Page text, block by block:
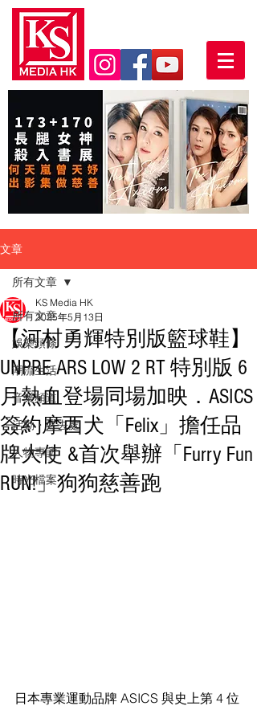
文章
所有文章
娛樂頭條
潮流生活
音樂頻道
活動・好去處
人物專訪
時光檔案
所有文章
【河村勇輝特別版籃球鞋】
UNPRE ARS LOW 2 RT 特別版 6
⽉熱⾎登場同場加映．ASICS
簽約摩⻄⽝「Felix」擔任品
牌⼤使 &⾸次舉辦「Furry Fun
RUN!」狗狗慈善跑
KS Media HK
2025年5月13日
⽇本專業運動品牌 ASICS 與史上第 4 位